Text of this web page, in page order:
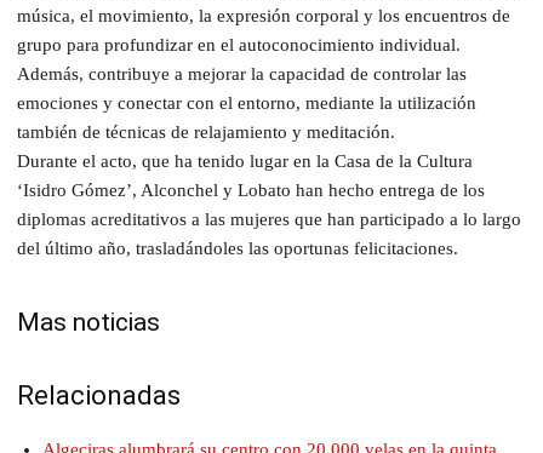
música, el movimiento, la expresión corporal y los encuentros de
grupo para profundizar en el autoconocimiento individual.
Además, contribuye a mejorar la capacidad de controlar las
emociones y conectar con el entorno, mediante la utilización
también de técnicas de relajamiento y meditación.
Durante el acto, que ha tenido lugar en la Casa de la Cultura
‘Isidro Gómez’, Alconchel y Lobato han hecho entrega de los
diplomas acreditativos a las mujeres que han participado a lo largo
del último año, trasladándoles las oportunas felicitaciones.
Mas noticias
Relacionadas